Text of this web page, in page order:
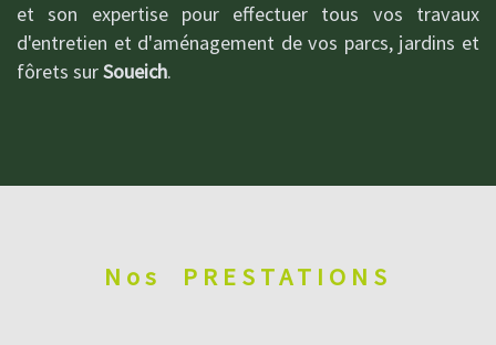
et son expertise pour effectuer tous vos travaux
d'entretien et d'aménagement de vos parcs, jardins et
fôrets surSoueich.
Nos PRESTATIONS